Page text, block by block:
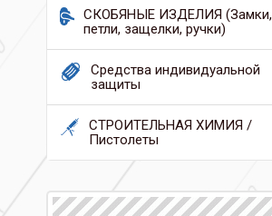
СКОБЯНЫЕ ИЗДЕЛИЯ (Замки,
петли, защелки, ручки)
Средства индивидуальной
защиты
СТРОИТЕЛЬНАЯ ХИМИЯ /
Пистолеты